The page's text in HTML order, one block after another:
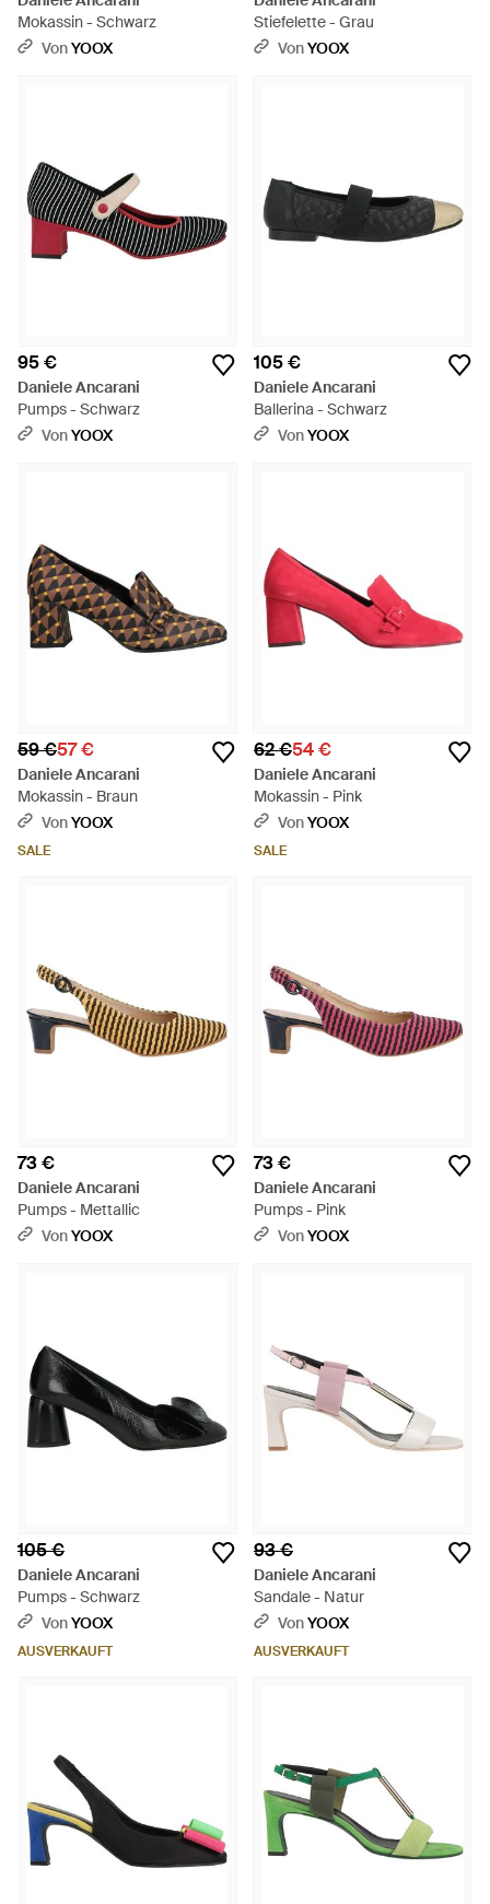
Mokassin - Schwarz
VonYOOX
Stiefelette - Grau
VonYOOX
95 €
Daniele Ancarani
Pumps - Schwarz
VonYOOX
105 €
Daniele Ancarani
Ballerina - Schwarz
VonYOOX
59 €57 €
Daniele Ancarani
Mokassin - Braun
VonYOOX
SALE
62 €54 €
Daniele Ancarani
Mokassin - Pink
VonYOOX
SALE
73 €
Daniele Ancarani
Pumps - Mettallic
VonYOOX
73 €
Daniele Ancarani
Pumps - Pink
VonYOOX
105 €
Daniele Ancarani
Pumps - Schwarz
VonYOOX
AUSVERKAUFT
93 €
Daniele Ancarani
Sandale - Natur
VonYOOX
AUSVERKAUFT